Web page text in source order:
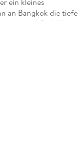
an Bangkok die tiefe
und Geduld.